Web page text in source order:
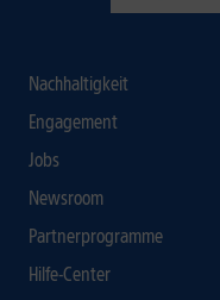
Nachhaltigkeit
Engagement
Jobs
Newsroom
Partnerprogramme
Hilfe-Center